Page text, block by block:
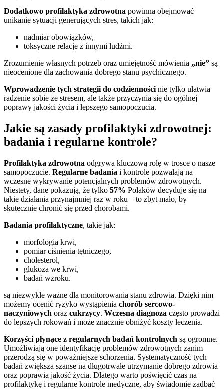
Dodatkowo profilaktyka zdrowotna powinna obejmować
unikanie sytuacji generujących stres, takich jak:
nadmiar obowiązków,
toksyczne relacje z innymi ludźmi.
Zrozumienie własnych potrzeb oraz umiejętność mówienia „nie” są
nieocenione dla zachowania dobrego stanu psychicznego.
Wprowadzenie tych strategii do codzienności nie tylko ułatwia
radzenie sobie ze stresem, ale także przyczynia się do ogólnej
poprawy jakości życia i lepszego samopoczucia.
Jakie są zasady profilaktyki zdrowotnej:
badania i regularne kontrole?
Profilaktyka zdrowotna odgrywa kluczową rolę w trosce o nasze
samopoczucie. Regularne badania i kontrole pozwalają na
wczesne wykrywanie potencjalnych problemów zdrowotnych.
Niestety, dane pokazują, że tylko 57% Polaków decyduje się na
takie działania przynajmniej raz w roku – to zbyt mało, by
skutecznie chronić się przed chorobami.
Badania profilaktyczne, takie jak:
morfologia krwi,
pomiar ciśnienia tętniczego,
cholesterol,
glukoza we krwi,
badań wzroku.
są niezwykle ważne dla monitorowania stanu zdrowia. Dzięki nim
możemy ocenić ryzyko wystąpienia chorób sercowo-
naczyniowych oraz cukrzycy. Wczesna diagnoza często prowadzi
do lepszych rokowań i może znacznie obniżyć koszty leczenia.
Korzyści płynące z regularnych badań kontrolnych są ogromne.
Umożliwiają one identyfikację problemów zdrowotnych zanim
przerodzą się w poważniejsze schorzenia. Systematyczność tych
badań zwiększa szanse na długotrwałe utrzymanie dobrego zdrowia
oraz poprawia jakość życia. Dlatego warto poświęcić czas na
profilaktykę i regularne kontrole medyczne, aby świadomie zadbać